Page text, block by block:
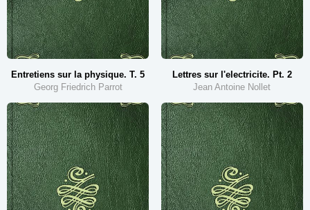
Entretiens sur la physique. T. 5
Georg Friedrich Parrot
Lettres sur l'electricite. Pt. 2
Jean Antoine Nollet